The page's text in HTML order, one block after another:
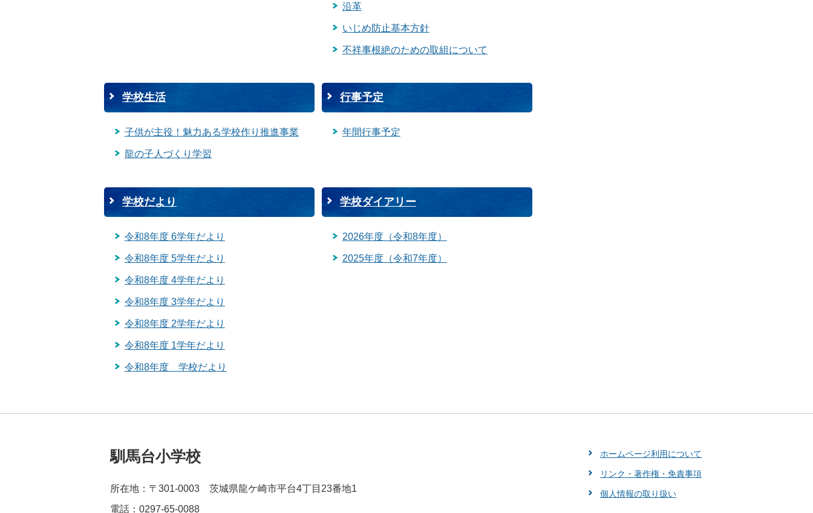
沿革
いじめ防止基本方針
不祥事根絶のための取組について
学校生活
子供が主役！魅力ある学校作り推進事業
龍の子人づくり学習
行事予定
年間行事予定
学校だより
令和8年度 6学年だより
令和8年度 5学年だより
令和8年度 4学年だより
令和8年度 3学年だより
令和8年度 2学年だより
令和8年度 1学年だより
令和8年度 学校だより
学校ダイアリー
2026年度（令和8年度）
2025年度（令和7年度）
ホームページ利用について
リンク・著作権・免責事項
個人情報の取り扱い
馴馬台小学校
所在地：〒301-0003 茨城県龍ケ崎市平台4丁目23番地1
電話：0297-65-0088